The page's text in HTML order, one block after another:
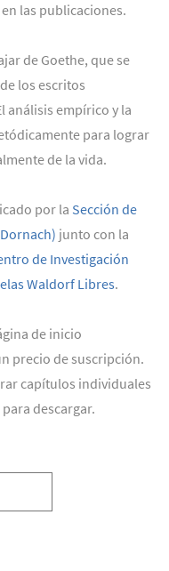
las publicaciones.
de Goethe, que se
los escritos
análisis empírico y la
para lograr
de la vida.
por la Sección de
junto con la
de Investigación
Waldorf Libres.
de inicio
precio de suscripción.
capítulos individuales
descargar.